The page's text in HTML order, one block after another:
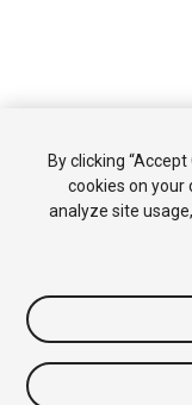
By clicking
cookies on your
analyze site